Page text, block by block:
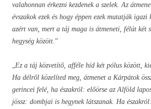
valahonnan érkezni kezdenek a szelek. Az
évszakok ezek és hogy éppen ezek mutatják
azért van, mert a táj maga is átmeneti, félút két
hegység között. ”
Ez a táj közvetítő, afféle híd két pólus között,
Ha délről közelíted meg, átmenet a Kárpátok
gerincei felé, ha északról: előörse az Alföld
jössz: dombjai is hegynek látszanak. Ha